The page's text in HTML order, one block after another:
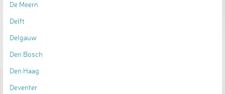
De Meern
Delft
Delgauw
Den Bosch
Den Haag
Deventer